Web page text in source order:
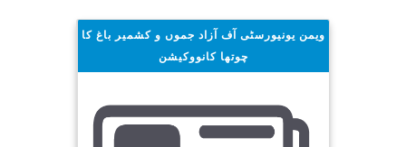
ہاؤس اسلام آباد میں ایک تق
ویمن یونیورسٹی آف آزاد جموں و کشمیر باغ کا
چوتھا کانووکیشن